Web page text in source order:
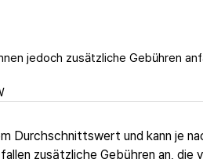
jedoch zusätzliche Gebühren
Durchschnittswert und kann je
zusätzliche Gebühren an, die